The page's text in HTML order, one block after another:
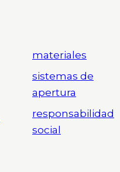
materiales
sistemas de
apertura
responsabilidad
social